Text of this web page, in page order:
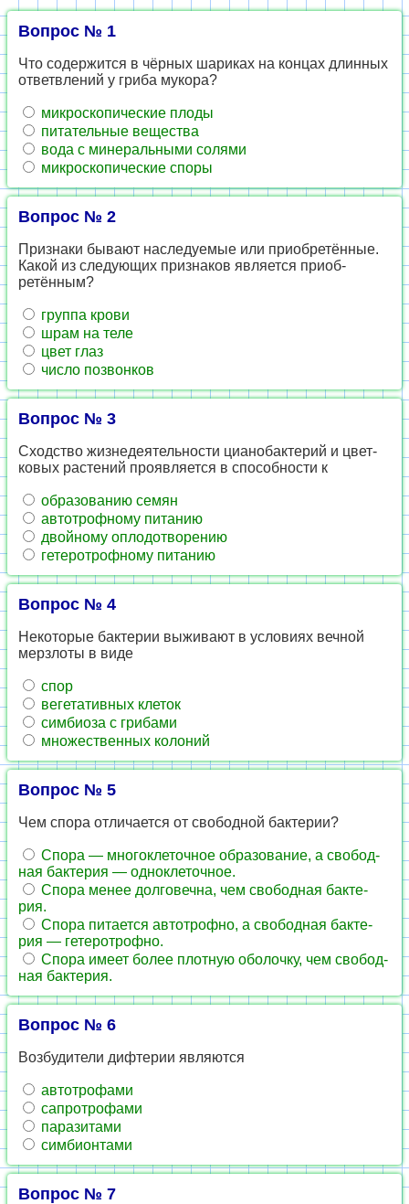
Вопрос № 1
Что со­дер­жит­ся в чёрных ша­ри­ках на кон­цах длин­ных
от­ветв­ле­ний у гриба му­ко­ра?
мик­ро­ско­пи­че­ские плоды
пи­та­тель­ные ве­ще­ства
вода с ми­не­раль­ны­ми со­ля­ми
мик­ро­ско­пи­че­ские споры
Вопрос № 2
При­зна­ки бы­ва­ют на­сле­ду­е­мые или при­об­ретённые.
Какой из сле­ду­ю­щих при­зна­ков яв­ля­ет­ся при­об­
ретённым?
груп­па крови
шрам на теле
цвет глаз
число по­звон­ков
Вопрос № 3
Сход­ство жиз­не­де­я­тель­но­сти ци­анобак­те­рий и цвет­
ко­вых рас­те­ний про­яв­ля­ет­ся в спо­соб­но­сти к
об­ра­зо­ва­нию семян
ав­то­троф­но­му пи­та­нию
двой­но­му опло­до­тво­ре­нию
ге­те­ро­троф­но­му пи­та­нию
Вопрос № 4
Не­ко­то­рые бак­те­рии вы­жи­ва­ют в усло­ви­ях веч­ной
мерз­ло­ты в виде
спор
ве­ге­та­тив­ных кле­ток
сим­би­о­за с гри­ба­ми
мно­же­ствен­ных ко­ло­ний
Вопрос № 5
Чем спора от­ли­ча­ет­ся от сво­бод­ной бак­те­рии?
Спора — мно­го­кле­точ­ное об­ра­зо­ва­ние, а сво­бод­
ная бак­те­рия — од­но­кле­точ­ное.
Спора менее дол­го­веч­на, чем сво­бод­ная бак­те­
рия.
Спора пи­та­ет­ся ав­то­троф­но, а сво­бод­ная бак­те­
рия — ге­те­ро­троф­но.
Спора имеет более плот­ную обо­лоч­ку, чем сво­бод­
ная бак­те­рия.
Вопрос № 6
Воз­бу­ди­те­ли диф­те­рии яв­ля­ют­ся
ав­то­тро­фа­ми
са­про­тро­фа­ми
па­ра­зи­та­ми
сим­бион­та­ми
Вопрос № 7